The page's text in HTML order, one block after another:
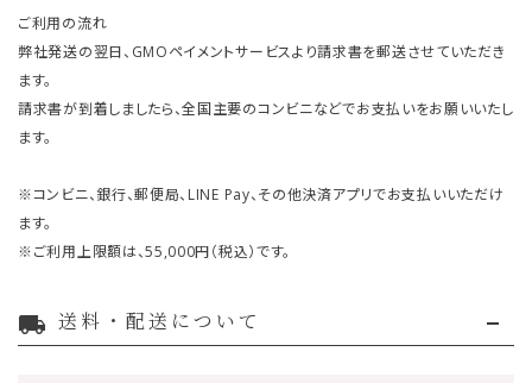
ご利用の流れ
弊社発送の翌日、GMOペイメントサービスより請求書を郵送させていただき
ます。
請求書が到着しましたら、全国主要のコンビニなどでお支払いをお願いいたし
ます。
※コンビニ、銀行、郵便局、LINE Pay、その他決済アプリでお支払いいただけ
ます。
※ご利用上限額は、55,000円（税込）です。
local_shipping 送料・配送について